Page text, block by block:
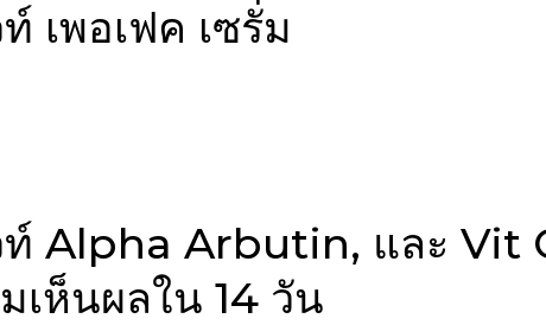
เพอเฟค เซรั่ม
ท์ Alpha Arbutin, และ Vit
เห็นผลใน 14 วัน